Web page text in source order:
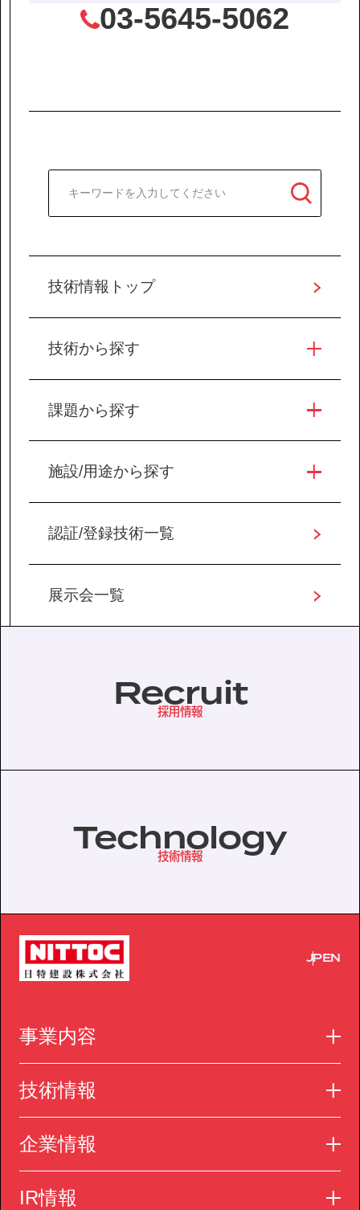
このサイトの使い方
サイトマップ
03-5645-5062
技術情報トップ
技術から探す
課題から探す
施設/用途から探す
認証/登録技術一覧
展示会一覧
Recruit
採用情報
Technology
技術情報
JPEN
事業内容
技術情報
企業情報
IR情報